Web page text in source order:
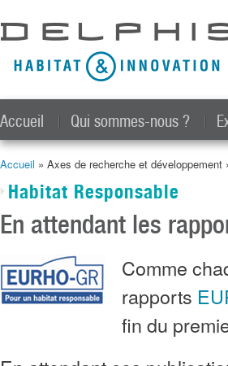
Accueil Qui sommes-nous ?
Accueil » Axes de recherche et développement
Habitat Responsable
En attendant les
Comme
rapports
fin du